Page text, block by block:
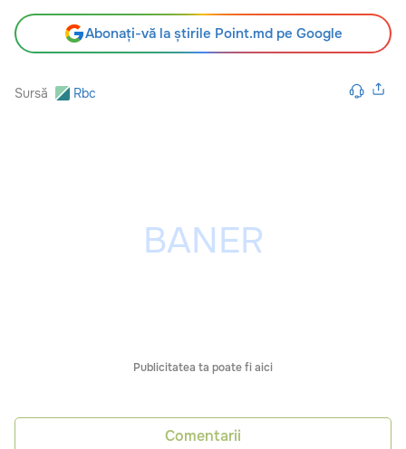
Abonați-vă la știrile Point.md pe Google
Sursă Rbc
Publicitatea ta poate fi aici
Comentarii